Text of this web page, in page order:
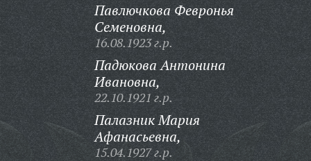
Павлючкова Февронья
Семеновна,
16.08.1923 г.р.
Падюкова Антонина
Ивановна,
22.10.1921 г.р.
Палазник Мария
Афанасьевна,
15.04.1927 г.р.